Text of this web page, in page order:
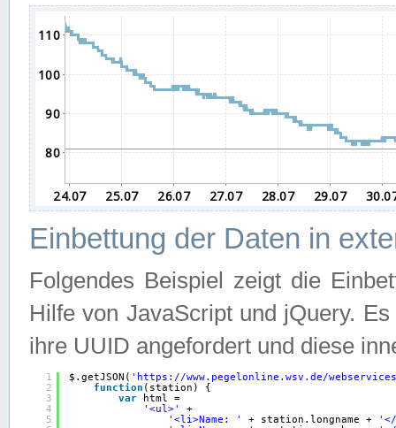
Einbettung der Daten in
Folgendes Beispiel zeigt die
Hilfe von JavaScript und jQuery.
ihre UUID angefordert und diese
1
2
3
4
5
$.getJSON( ' https://www.pegelonline.wsv.de/
function (station) {
var
html =
'<ul>'
+
'<li>Name: '
+ station.longname +